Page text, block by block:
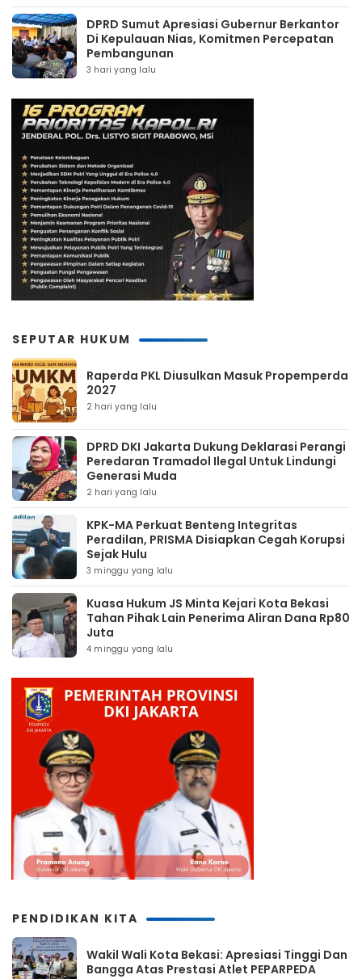
DPRD Sumut Apresiasi Gubernur Berkantor
Di Kepulauan Nias, Komitmen Percepatan
Pembangunan
3 hari yang lalu
SEPUTAR HUKUM
Raperda PKL Diusulkan Masuk Propemperda
2027
2 hari yang lalu
DPRD DKI Jakarta Dukung Deklarasi Perangi
Peredaran Tramadol Ilegal Untuk Lindungi
Generasi Muda
2 hari yang lalu
KPK-MA Perkuat Benteng Integritas
Peradilan, PRISMA Disiapkan Cegah Korupsi
Sejak Hulu
3 minggu yang lalu
Kuasa Hukum JS Minta Kejari Kota Bekasi
Tahan Pihak Lain Penerima Aliran Dana Rp80
Juta
4 minggu yang lalu
PENDIDIKAN KITA
Wakil Wali Kota Bekasi: Apresiasi Tinggi Dan
Bangga Atas Prestasi Atlet PEPARPEDA